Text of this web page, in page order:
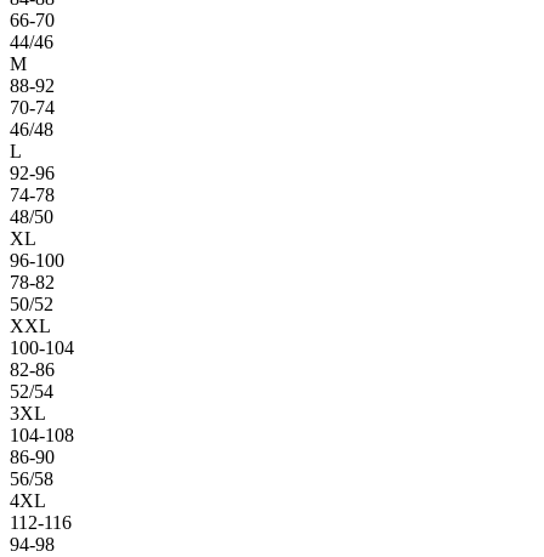
66-70
44/46
M
88-92
70-74
46/48
L
92-96
74-78
48/50
XL
96-100
78-82
50/52
XXL
100-104
82-86
52/54
3XL
104-108
86-90
56/58
4XL
112-116
94-98